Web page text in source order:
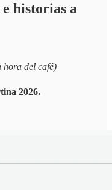
historias a
hora del café)
2026.